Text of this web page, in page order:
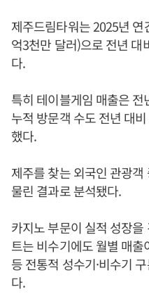
제주드림타워는 2025년
억3천만 달러)으로 전년
다.
특히 테이블게임 매출은
누적 방문객 수도 전년 대
했다.
제주를 찾는 외국인 관광
물린 결과로 분석됐다.
카지노 부문이 실적 성장
트는 비수기에도 월별 매
등 전통적 성수기·비수기
다.